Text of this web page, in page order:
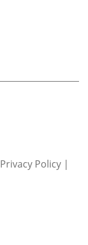
Privacy Policy |